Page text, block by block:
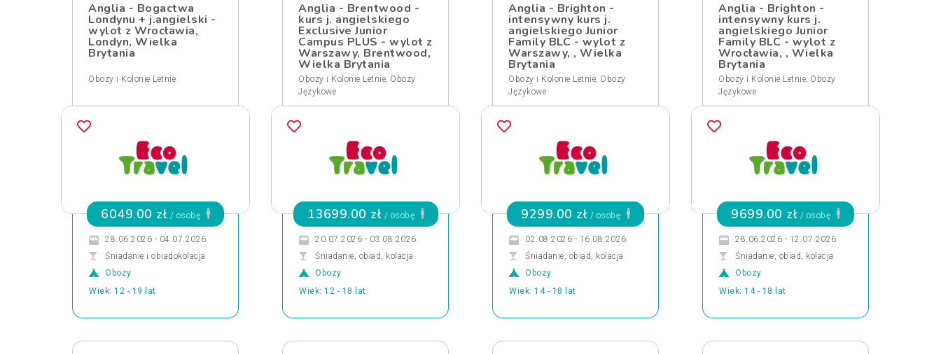
Anglia - Bogactwa
Londynu + j.angielski -
wylot z Wrocławia,
Londyn, Wielka
Brytania
Obozy i Kolonie Letnie
6049.00 zł / osobę
28.06.2026 - 04.07.2026
Śniadanie i obiadokolacja
Obozy
Wiek: 12 - 19 lat
Anglia - Brentwood -
kurs j. angielskiego
Exclusive Junior
Campus PLUS - wylot z
Warszawy, Brentwood,
Wielka Brytania
Obozy i Kolonie Letnie, Obozy
Językowe
13699.00 zł / osobę
20.07.2026 - 03.08.2026
Śniadanie, obiad, kolacja
Obozy
Wiek: 12 - 18 lat
Anglia - Brighton -
intensywny kurs j.
angielskiego Junior
Family BLC - wylot z
Warszawy, , Wielka
Brytania
Obozy i Kolonie Letnie, Obozy
Językowe
9299.00 zł / osobę
02.08.2026 - 16.08.2026
Śniadanie, obiad, kolacja
Obozy
Wiek: 14 - 18 lat
Anglia - Brighton -
intensywny kurs j.
angielskiego Junior
Family BLC - wylot z
Wrocławia, , Wielka
Brytania
Obozy i Kolonie Letnie, Obozy
Językowe
9699.00 zł / osobę
28.06.2026 - 12.07.2026
Śniadanie, obiad, kolacja
Obozy
Wiek: 14 - 18 lat